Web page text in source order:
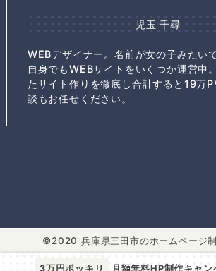
3万円ポッキリ 月額無料HP制作キャン
児玉 千尋
WEBデザイナー。名前が女の子みたい
自身でもWEBサイトをいくつか運営中
たサイト作りを徹底し合計すると19万
談もお任せください。
2020 兵庫県三田市のホームページ